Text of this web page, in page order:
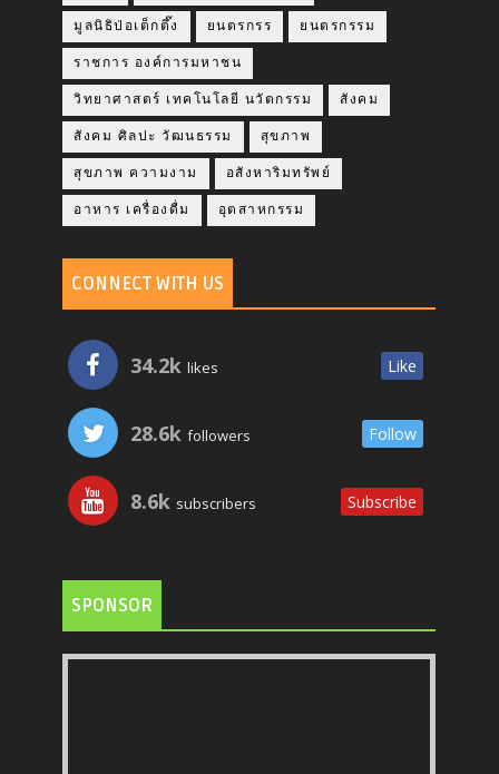
มูลนิธิป่อเต็กตึ๊ง ยนตรกรร ยนตรกรรม
ราชการ องค์การมหาชน
วิทยาศาสตร์ เทคโนโลยี นวัตกรรม สังคม
สังคม ศิลปะ วัฒนธรรม สุขภาพ
สุขภาพ ความงาม อสังหาริมทรัพย์
อาหาร เครื่องดื่ม อุตสาหกรรม
CONNECT WITH US
34.2k likes Like
28.6k followers Follow
8.6k subscribers Subscribe
SPONSOR